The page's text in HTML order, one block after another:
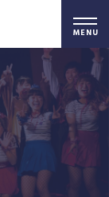
オープンキャンパス